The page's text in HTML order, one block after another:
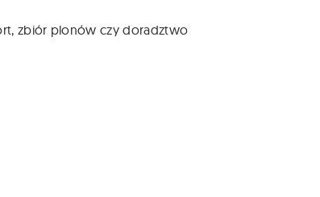
zbiór plonów czy doradztwo